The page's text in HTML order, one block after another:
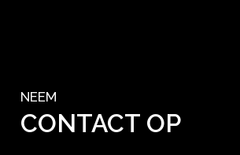
NEEM
CONTACT OP